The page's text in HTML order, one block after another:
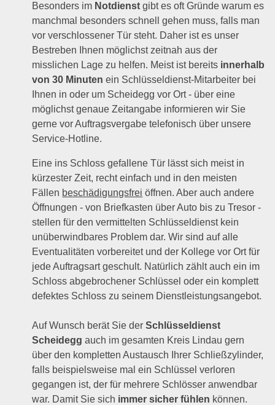
Besonders im Notdienst gibt es oft Gründe warum es
manchmal besonders schnell gehen muss, falls man
vor verschlossener Tür steht. Daher ist es unser
Bestreben Ihnen möglichst zeitnah aus der
misslichen Lage zu helfen. Meist ist bereits innerhalb
von 30 Minuten ein Schlüsseldienst-Mitarbeiter bei
Ihnen in oder um Scheidegg vor Ort - über eine
möglichst genaue Zeitangabe informieren wir Sie
gerne vor Auftragsvergabe telefonisch über unsere
Service-Hotline.
Eine ins Schloss gefallene Tür lässt sich meist in
kürzester Zeit, recht einfach und in den meisten
Fällen beschädigungsfrei öffnen. Aber auch andere
Öffnungen - von Briefkasten über Auto bis zu Tresor -
stellen für den vermittelten Schlüsseldienst kein
unüberwindbares Problem dar. Wir sind auf alle
Eventualitäten vorbereitet und der Kollege vor Ort für
jede Auftragsart geschult. Natürlich zählt auch ein im
Schloss abgebrochener Schlüssel oder ein komplett
defektes Schloss zu seinem Dienstleistungsangebot.
Auf Wunsch berät Sie derSchlüsseldienst
Scheidegg auch im gesamten Kreis Lindau gern
über den kompletten Austausch Ihrer Schließzylinder,
falls beispielsweise mal ein Schlüssel verloren
gegangen ist, der für mehrere Schlösser anwendbar
war. Damit Sie sich immer sicher fühlen können.